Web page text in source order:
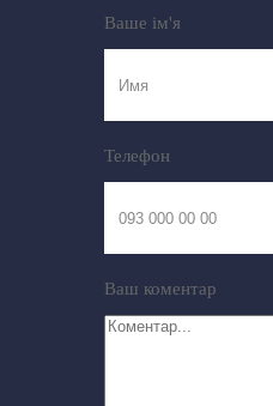
Ваше ім'я
Телефон
Ваш коментар